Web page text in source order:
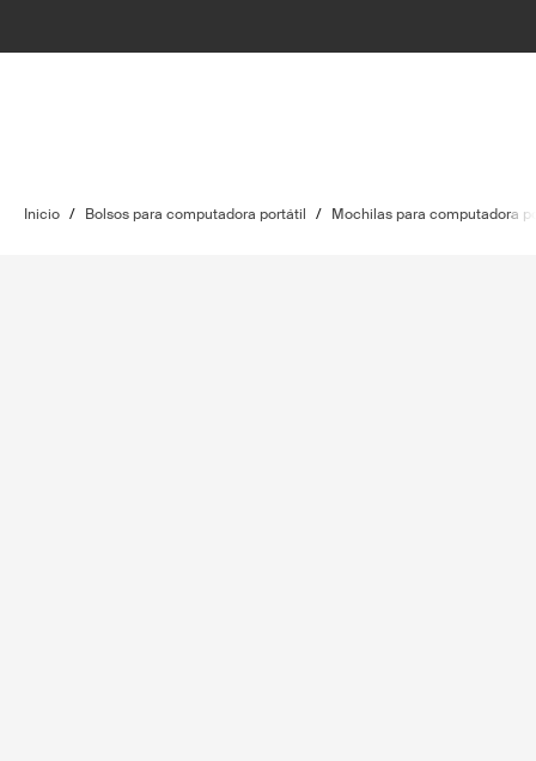
Inicio / Bolsos para computadora portátil / Mochilas para computadora